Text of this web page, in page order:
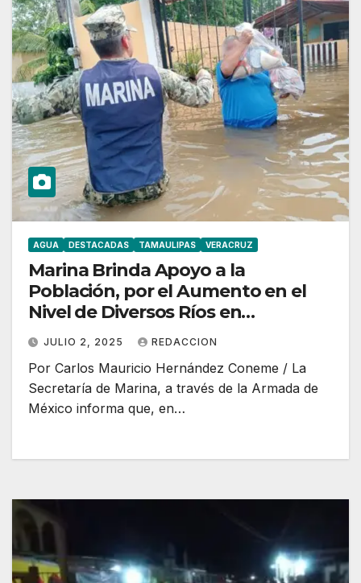
AGUA DESTACADAS TAMAULIPAS VERACRUZ
Marina Brinda Apoyo a la
Población, por el Aumento en el
Nivel de Diversos Ríos en
Tamaulipas y Veracruz, tras el Paso
de la Tormenta “Barry”
JULIO 2, 2025 REDACCION
Por Carlos Mauricio Hernández Coneme / La
Secretaría de Marina, a través de la Armada de
México informa que, en…